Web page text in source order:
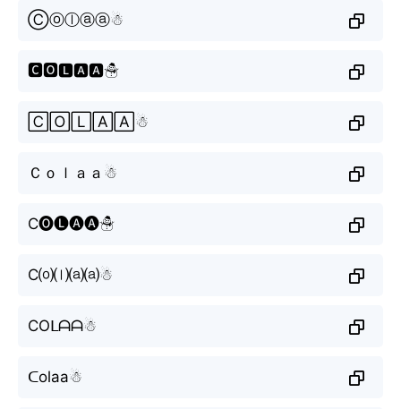
Ⓒⓞⓛⓐⓐ☃︎
🅲🅾🅻🅰🅰☃︎
🄲🄾🄻🄰🄰☃︎
Ｃｏｌａａ☃︎
C🅞🅛🅐🅐☃︎
C⒪⒧⒜⒜☃︎
COᒪᗩᗩ☃︎
ᑕolaa☃︎